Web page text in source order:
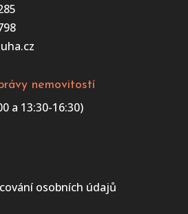
nemovitostí
a 13:30-16:30)
osobních údajů